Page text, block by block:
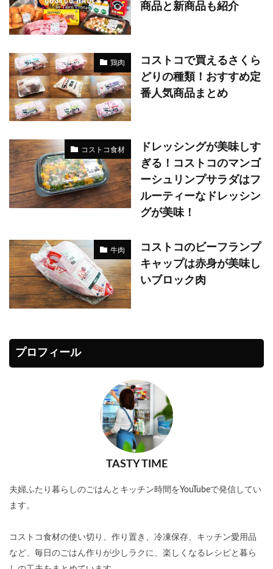
商品と新商品も紹介
鶏肉
コストコで買えるさくら
どりの種類！おすすめ定
番人気商品まとめ
コストコ食材
ドレッシングが美味しす
ぎる！コストコのマンゴ
ーシュリンプサラダはフ
ルーティーなドレッシン
グが美味！
牛肉
コストコのビーフランプ
キャップは赤身が美味し
いブロック肉
プロフィール
TASTY TIME
夫婦ふたり暮らしのごはんとキッチン時間をYouTubeで発信してい
ます。
コストコ食材の使い切り、作り置き、冷凍保存、キッチン愛用品
など、毎日のごはん作りが少しラクに、楽しくなるレシピと暮ら